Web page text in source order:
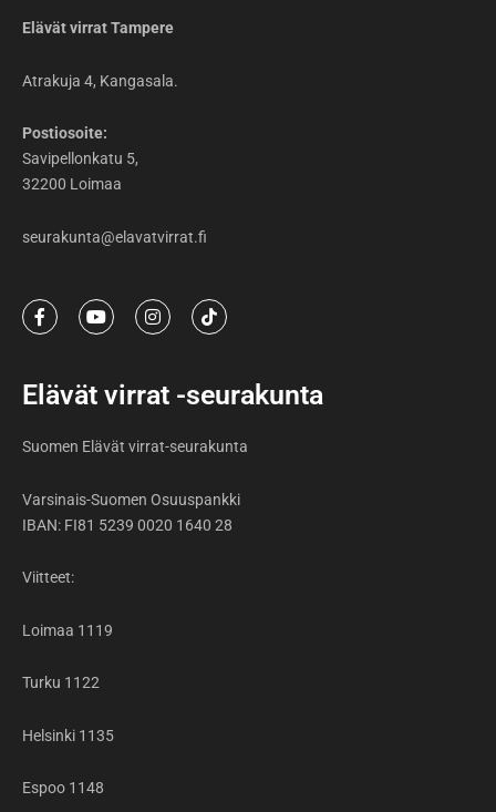
Elävät virrat Tampere
Atrakuja 4, Kangasala.
Postiosoite:
Savipellonkatu 5,
32200 Loimaa
seurakunta@elavatvirrat.fi
F
a
b
o
-
Y
o
b
I
n
g
m
T
i
k
Elävät virrat -seurakunta
Suomen Elävät virrat-seurakunta
Varsinais-Suomen Osuuspankki
IBAN: FI81 5239 0020 1640 28
Viitteet:
Loimaa 1119
Turku 1122
Helsinki 1135
Espoo 1148